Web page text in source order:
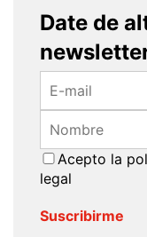
Date de
Acepto la
legal